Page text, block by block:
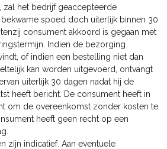
zal het bedrijf geaccepteerde
spoed doch uiterlijk binnen 30
consument akkoord is gegaan met
Indien de bezorging
of indien een bestelling niet dan
kan worden uitgevoerd, ontvangt
uiterlijk 30 dagen nadat hij de
heeft bericht. De consument heeft in
om de overeenkomst zonder kosten te
heeft geen recht op een
zijn indicatief. Aan eventuele